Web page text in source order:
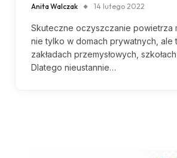
Anita Walczak 14 lutego 2022
Skuteczne oczyszczanie powietrza
nie tylko w domach prywatnych, ale
zakładach przemysłowych,
Dlatego nieustannie…